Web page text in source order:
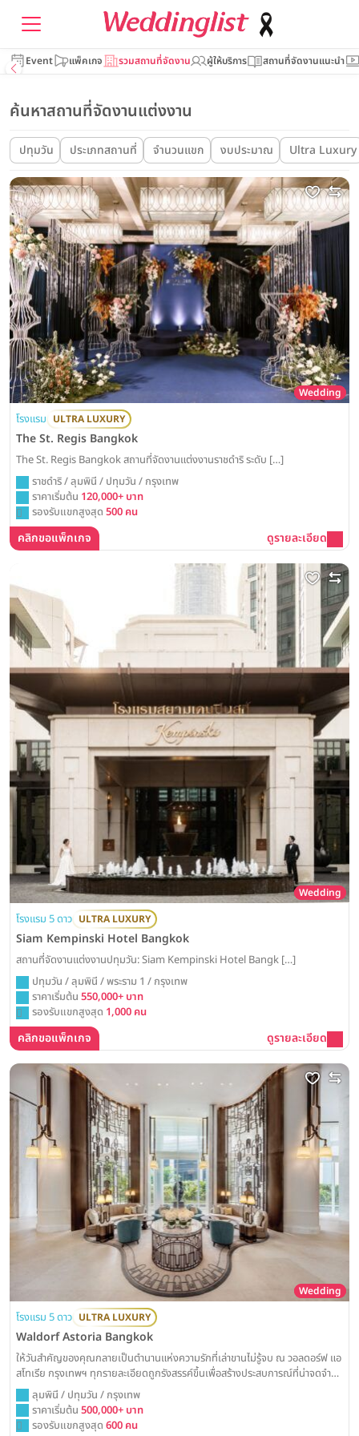
Event แพ็คเกจ รวมสถานที่จัดงาน ผู้ให้บริการ สถานที่จัดงานแนะนำ
ค้นหาสถานที่จัดงานแต่งงาน
ปทุมวัน ประเภทสถานที่ จำนวนแขก งบประมาณ Ultra Luxury
Wedding
โรงแรม ULTRA LUXURY
The St. Regis Bangkok
The St. Regis Bangkok สถานที่จัดงานแต่งงานราชดำริ ระดับ […]
ราชดำริ / ลุมพินี / ปทุมวัน / กรุงเทพ
ราคาเริ่มต้น 120,000+ บาท
รองรับแขกสูงสุด 500 คน
คลิกขอแพ็กเกจ ดูรายละเอียด
Wedding
โรงแรม 5 ดาว ULTRA LUXURY
Siam Kempinski Hotel Bangkok
สถานที่จัดงานแต่งงานปทุมวัน: Siam Kempinski Hotel Bangk […]
ปทุมวัน / ลุมพินี / พระราม 1 / กรุงเทพ
ราคาเริ่มต้น 550,000+ บาท
รองรับแขกสูงสุด 1,000 คน
คลิกขอแพ็กเกจ ดูรายละเอียด
Wedding
โรงแรม 5 ดาว ULTRA LUXURY
Waldorf Astoria Bangkok
ให้วันสำคัญของคุณกลายเป็นตำนานแห่งความรักที่เล่าขานไม่รู้จบ ณ วอลดอร์ฟ แอ
สโทเรีย กรุงเทพฯ ทุกรายละเอียดถูกรังสรรค์ขึ้นเพื่อสร้างประสบการณ์ที่น่าจดจำ
อย่างแท้จริง ท่ามกลางความงดงามของห้องบอลรูมสไตล์อาร์ตเดโคอันเป็น
เอกลักษณ์ พร้อมบริการระดับโลกที่จะเนรมิตงานวิวาห์ของคุณให้เป็นดั่งช่วงเวลา
ต้องมนต์ที่สมบูรณ์แบบที่สุด
ลุมพินี / ปทุมวัน / กรุงเทพ
ราคาเริ่มต้น 500,000+ บาท
รองรับแขกสูงสุด 600 คน